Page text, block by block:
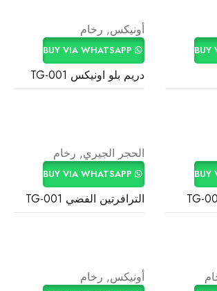
أونيكس, رخام
دريم بلو اونيكس 001-TG
الحجر الجيري, رخام
الترافرتين الفضي 001-TG
أونيكس, رخام